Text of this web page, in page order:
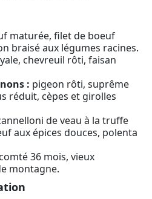
maturée, filet de boeuf
braisé aux légumes racines.
chevreuil rôti, faisan
: pigeon rôti, suprême
réduit, cèpes et girolles
de veau à la truffe
aux épices douces, polenta
comté 36 mois, vieux
montagne.